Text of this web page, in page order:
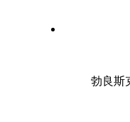
勃良斯